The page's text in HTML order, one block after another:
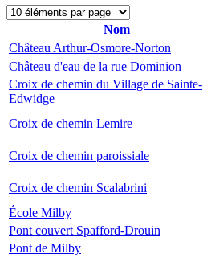
Nom
Château Arthur-Osmore-Norton
Château d'eau de la rue Dominion
Croix de chemin du Village de Sainte-
Edwidge
Croix de chemin Lemire
Croix de chemin paroissiale
Croix de chemin Scalabrini
École Milby
Pont couvert Spafford-Drouin
Pont de Milby